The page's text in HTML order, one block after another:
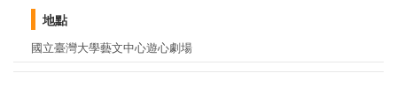
地點
國立臺灣大學藝文中心遊心劇場